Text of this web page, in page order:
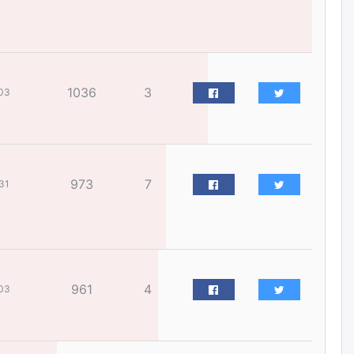
Оюу толгойгоос “Рио Тинто”
сайхны хөгжилд зориулах
бөгөөд үүнийг хэд хэдэн эрх
бүхий байгууллагаас санал авна
тарифаас илүү хангамж дээр
анхаарч байна
1036 3
973 7
961 4